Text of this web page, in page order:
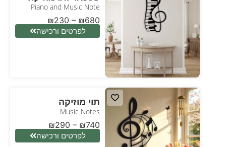
Piano and Music Note
₪230 – ₪680
לפרטים ורכישה
תוי מוזיקה
Music Notes
₪290 – ₪740
לפרטים ורכישה